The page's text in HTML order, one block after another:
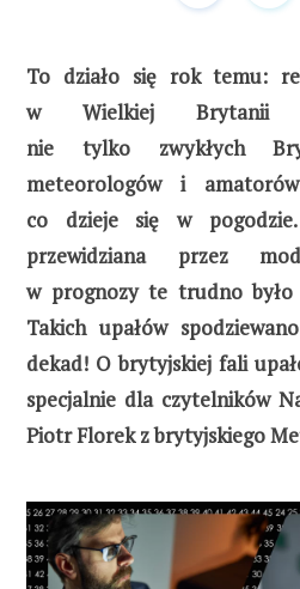
To działo się rok temu:
w Wielkiej Brytanii
nie tylko zwykłych
meteorologów i
co dzieje się w
przewidziana przez
w prognozy te trudno było
Takich upałów
dekad! O brytyjskiej fali
specjalnie dla czytelników
Piotr Florek z brytyjskiego